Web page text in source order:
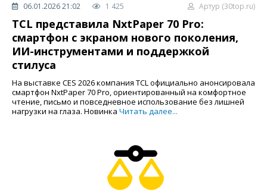
06.01.2026 21:02 1 425 Артур (30top.ru)
TCL представила NxtPaper 70 Pro:
смартфон с экраном нового поколения,
ИИ-инструментами и поддержкой
стилуса
На выставке CES 2026 компания TCL официально анонсировала
смартфон NxtPaper 70 Pro, ориентированный на комфортное
чтение, письмо и повседневное использование без лишней
нагрузки на глаза. Новинка Читать далее...